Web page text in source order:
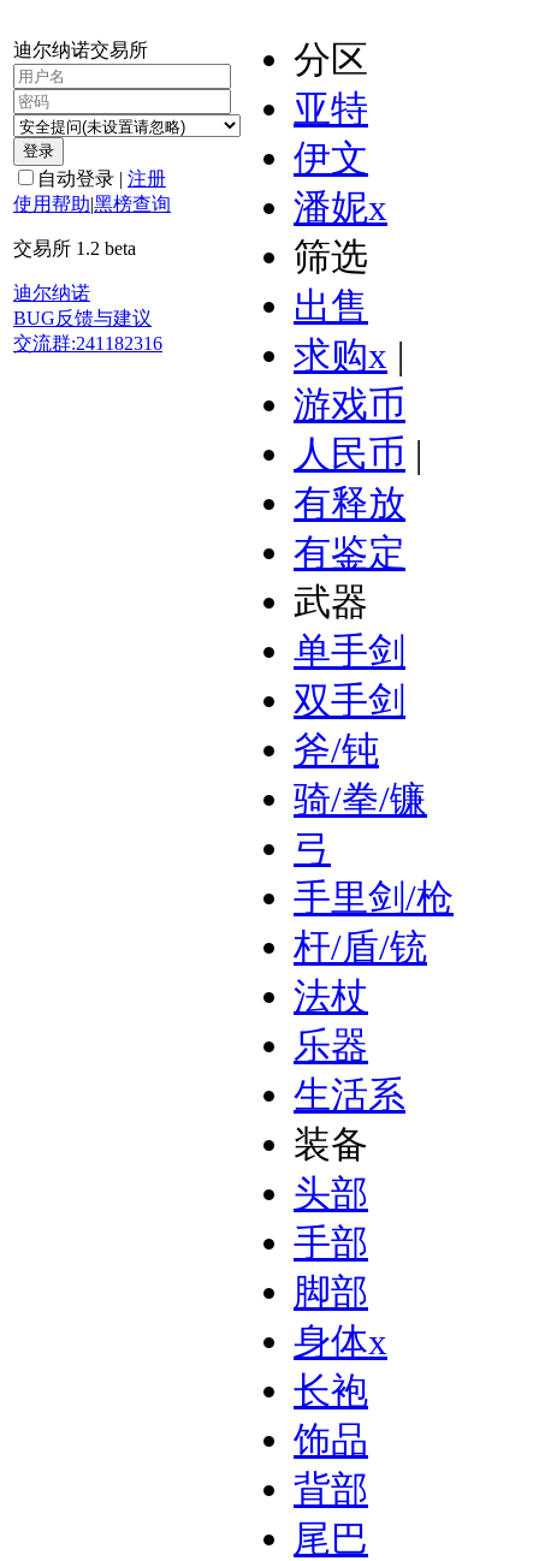
迪尔纳诺交易所
登录
自动登录 | 注册
使用帮助|黑榜查询
交易所 1.2 beta
迪尔纳诺
BUG反馈与建议
交流群:241182316
分区
亚特
伊文
潘妮x
筛选
出售
求购x
游戏币
人民币
有释放
有鉴定
武器
单手剑
双手剑
斧/钝
骑/拳/镰
弓
手里剑/枪
杆/盾/铳
法杖
乐器
生活系
装备
头部
手部
脚部
身体x
长袍
饰品
背部
尾巴